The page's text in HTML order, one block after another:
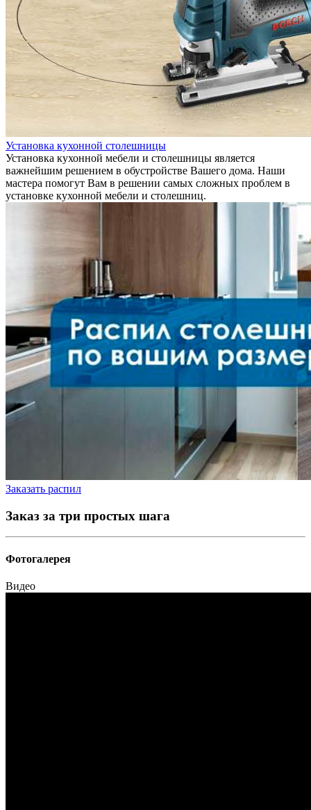
Установка кухонной столешницы
Установка кухонной мебели и столешницы является
важнейшим решением в обустройстве Вашего дома. Наши
мастера помогут Вам в решении самых сложных проблем в
установке кухонной мебели и столешниц.
Заказать распил
Заказ за три простых шага
Фотогалерея
Видео